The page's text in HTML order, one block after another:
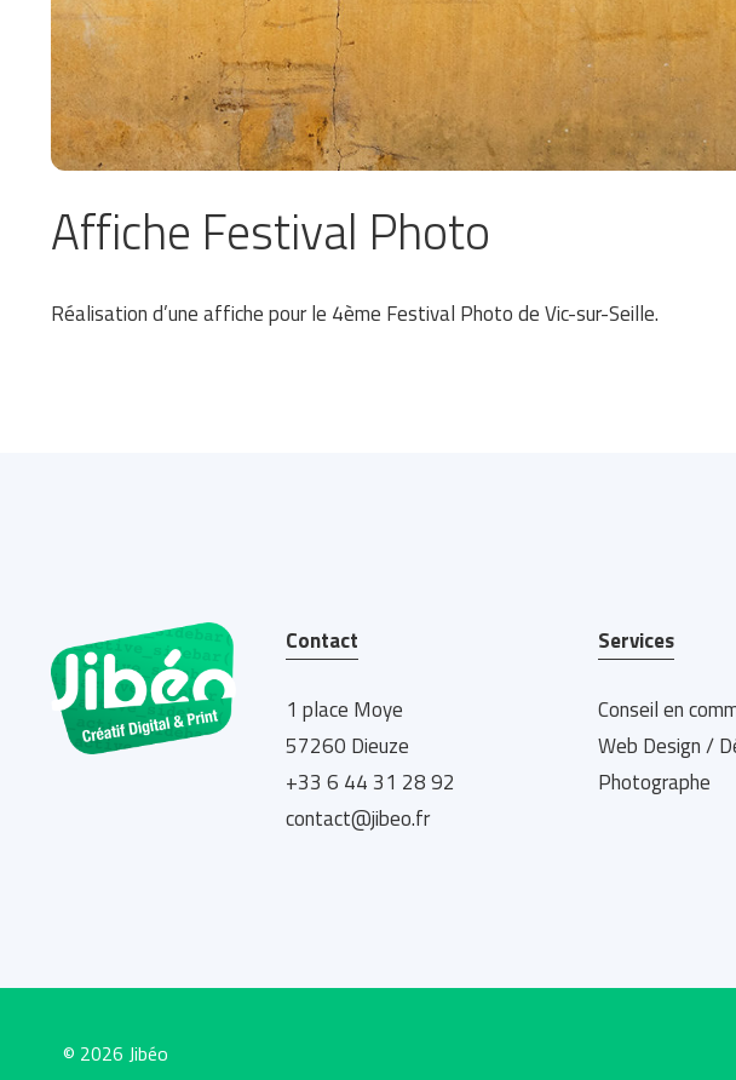
Affiche Festival Photo
Réalisation d’une affiche pour le 4ème Festival Photo de Vic-sur-Seille.
Contact
1 place Moye
57260 Dieuze
+33 6 44 31 28 92
contact@jibeo.fr
Services
Conseil en
Web Design /
Photographe
© 2026 Jibéo